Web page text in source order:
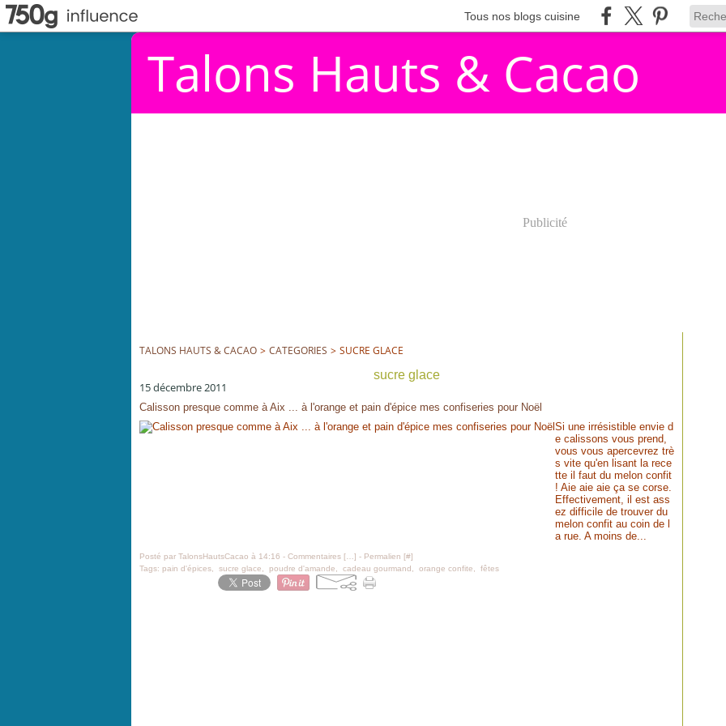
Tous nos blogs cuisine
Talons Hauts & Cacao
Publicité
TALONS HAUTS & CACAO > CATEGORIES > SUCRE GLACE
sucre glace
15 décembre 2011
Calisson presque comme à Aix ... à l'orange et pain d'épice mes confiseries pour Noël
Si une irrésistible envie d
e calissons vous prend,
vous vous apercevrez trè
s vite qu'en lisant la rece
tte il faut du melon confit
! Aie aie aie ça se corse.
Effectivement, il est ass
ez difficile de trouver du
melon confit au coin de l
a rue. A moins de...
Posté par TalonsHautsCacao à 14:16 - Commentaires [ ] - Permalien [#]
Tags: pain d'épices sucre glace poudre d'amande cadeau gourmand orange confite fêtes